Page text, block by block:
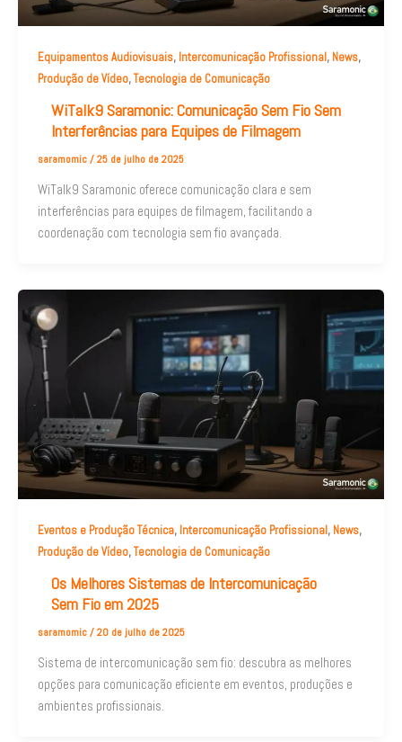
Equipamentos Audiovisuais, Intercomunicação Profissional, News,
Produção de Vídeo,Tecnologia de Comunicação
WiTalk9 Saramonic: Comunicação Sem Fio Sem
Interferências para Equipes de Filmagem
saramomic / 25 de julho de 2025
WiTalk9 Saramonic oferece comunicação clara e sem
interferências para equipes de filmagem, facilitando a
coordenação com tecnologia sem fio avançada.
Eventos e Produção Técnica, Intercomunicação Profissional, News,
Produção de Vídeo,Tecnologia de Comunicação
Os Melhores Sistemas de Intercomunicação
Sem Fio em 2025
saramomic / 20 de julho de 2025
Sistema de intercomunicação sem fio: descubra as melhores
opções para comunicação eficiente em eventos, produções e
ambientes profissionais.